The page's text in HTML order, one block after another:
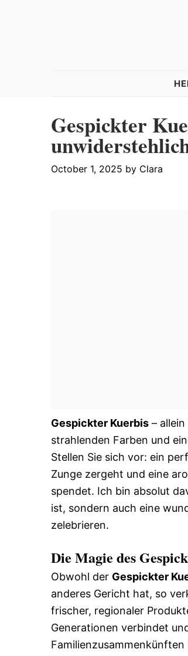
Gespickter
October 1, 2025 by Clara
Gespickter Kuerbis –
strahlenden Farben und
Stellen Sie sich vor: ein
Zunge zergeht und eine
spendet. Ich bin absolut
ist, sondern auch eine
zelebrieren.
Die Magie des
Obwohl der Gespickter
anderes Gericht hat, so
frischer, regionaler
Generationen verbindet